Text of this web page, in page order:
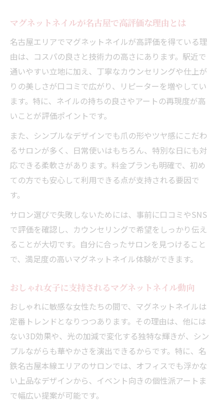
マグネットネイルが名古屋で高評価な理由とは
名古屋エリアでマグネットネイルが高評価を得ている理
由は、コスパの良さと技術力の高さにあります。駅近で
通いやすい立地に加え、丁寧なカウンセリングや仕上が
りの美しさが口コミで広がり、リピーターを増やしてい
ます。特に、ネイルの持ちの良さやアートの再現度が高
いことが評価ポイントです。
また、シンプルなデザインでも爪の形やツヤ感にこだわ
るサロンが多く、日常使いはもちろん、特別な日にも対
応できる柔軟さがあります。料金プランも明確で、初め
ての方でも安心して利用できる点が支持される要因で
す。
サロン選びで失敗しないためには、事前に口コミやSNS
で評価を確認し、カウンセリングで希望をしっかり伝え
ることが大切です。自分に合ったサロンを見つけること
で、満足度の高いマグネットネイル体験ができます。
おしゃれ女子に支持されるマグネットネイル動向
おしゃれに敏感な女性たちの間で、マグネットネイルは
定番トレンドとなりつつあります。その理由は、他には
ない3D効果や、光の加減で変化する独特な輝きが、シン
プルながらも華やかさを演出できるからです。特に、名
鉄名古屋本線エリアのサロンでは、オフィスでも浮かな
い上品なデザインから、イベント向きの個性派アートま
で幅広い提案が可能です。